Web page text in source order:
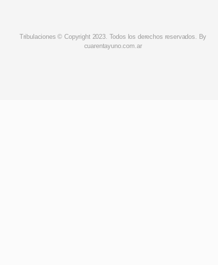
Tribulaciones © Copyright 2023. Todos los derechos reservados. By
cuarentayuno.com.ar